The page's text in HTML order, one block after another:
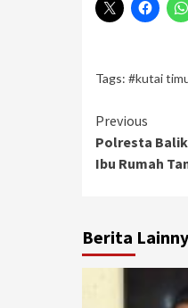
Tags: #kutai
Continue
Previous
Polresta
Ibu Rumah
Berita